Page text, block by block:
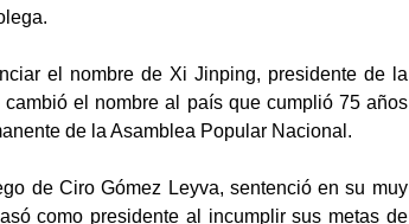
el nombre de Xi Jinping, presidente de la
el nombre al país que cumplió 75 años
de la Asamblea Popular Nacional.
de Ciro Gómez Leyva, sentenció en su muy
como presidente al incumplir sus metas de